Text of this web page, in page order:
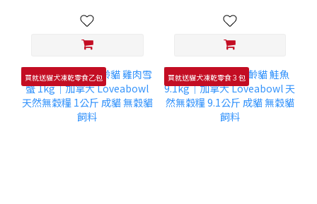
買就送貓犬凍乾零食乙包 買就送貓犬凍乾零食３包